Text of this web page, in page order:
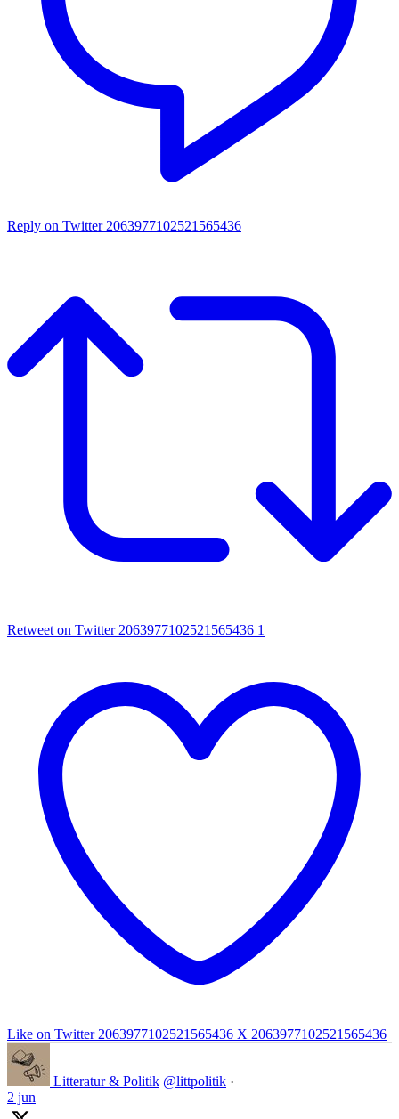
Reply on Twitter 2063977102521565436
Retweet on Twitter 2063977102521565436 1
Like on Twitter 2063977102521565436 X 2063977102521565436
Litteratur & Politik @littpolitik ·
2 jun